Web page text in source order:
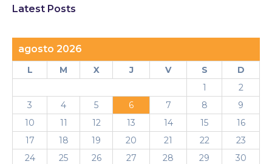
Latest Posts
agosto 2026
L M X J V S
D
1
2
3
4 5 6 7 8
9
10
11 12 13 14 15
16
17
18 19 20 21 22
23
24
25 26 27 28 29
30